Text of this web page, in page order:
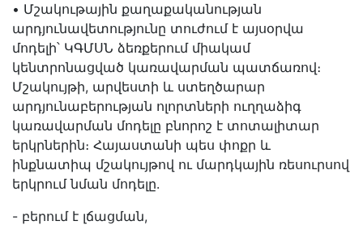
• Մշակութային քաղաքականության
արդյունավետությունը տուժում է այսօրվա
մոդելի՝ ԿԳՄՍՆ ձեռքերում միակամ
կենտրոնացված կառավարման պատճառով։
Մշակույթի, արվեստի և ստեղծարար
արդյունաբերության ոլորտների ուղղաձիգ
կառավարման մոդելը բնորոշ է տոտալիտար
երկրներին։ Հայաստանի պես փոքր և
ինքնատիպ մշակույթով ու մարդկային ռեսուրսով
երկրում նման մոդելը.
- բերում է լճացման,